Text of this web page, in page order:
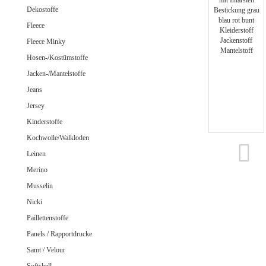
Dekostoffe
Fleece
Fleece Minky
Hosen-/Kostümstoffe
Jacken-/Mantelstoffe
Jeans
Jersey
Kinderstoffe
Kochwolle/Walkloden
Leinen
Merino
Musselin
Nicki
Paillettenstoffe
Panels / Rapportdrucke
Samt / Velour